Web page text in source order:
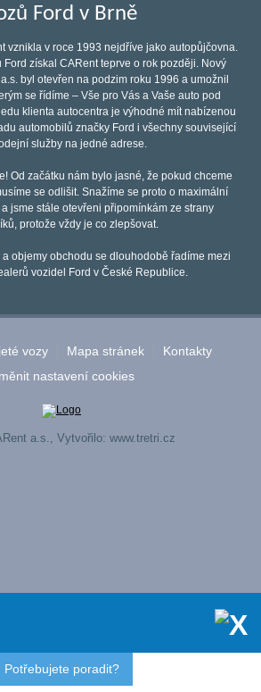
Ford v Brně
vznikla v roce 1993 nejdříve jako autopůjčovna.
získal CARent teprve o rok později. Nový
byl otevřen na podzim roku 1996 a umožnil
se řídíme – Vše pro Vás a Vaše auto pod
klienta autocentra je výhodné mít nabízenou
automobilů značky Ford i všechny související
služby na jedné adrese.
Od začátku nám bylo jasné, že pokud chceme
se odlišit. Snažíme se proto o maximální
jsme stále otevřeni připomínkám ze strany
protože vždy je co zlepšovat.
objemy obchodu se dlouhodobě řadíme mezi
vozidel Ford v České Republice.
vozy Mapa stránek
Kontakty
nastavení cookies
a.s., Vytvořilo: www.tretri.cz
Potřebujete poradit?